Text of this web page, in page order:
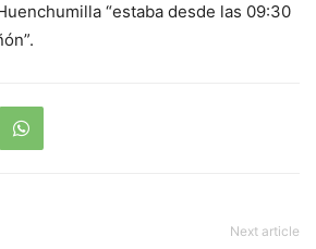
“estaba desde las 09:30
Next article